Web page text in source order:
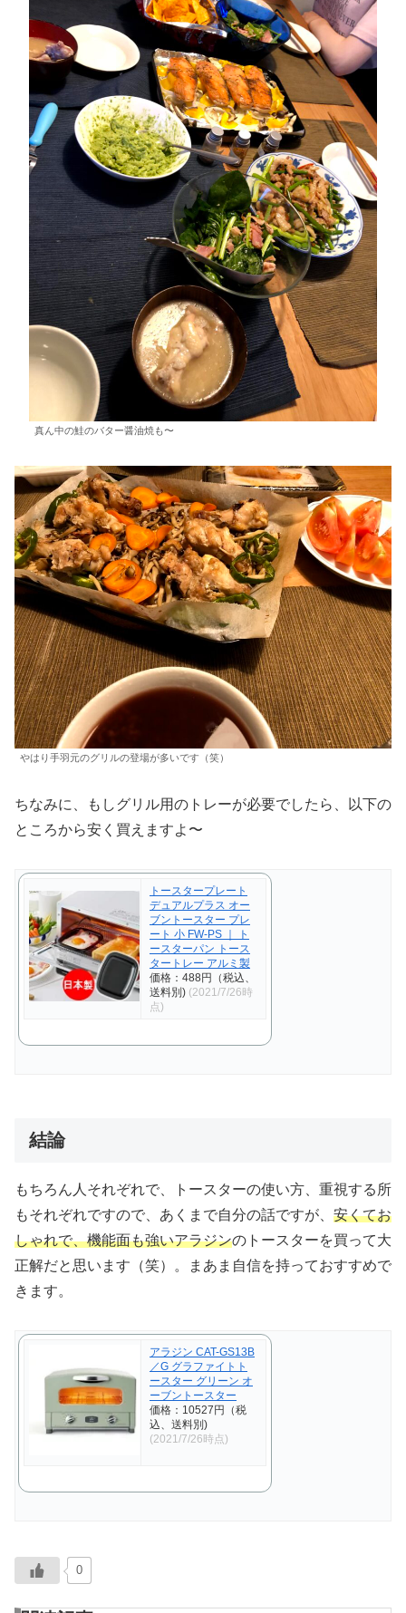
真ん中の鮭のバター醤油焼も〜
やはり手羽元のグリルの登場が多いです（笑）
ちなみに、もしグリル用のトレーが必要でしたら、以下の
ところから安く買えますよ〜
トースタープレート
デュアルプラス オー
ブントースター プレ
ート 小 FW-PS ｜ ト
ースターパン トース
タートレー アルミ製
価格：488円（税込、
送料別) (2021/7/26時
点)
結論
もちろん人それぞれで、トースターの使い方、重視する所
もそれぞれですので、あくまで自分の話ですが、 安くてお
しゃれで、機能面も強いアラジンのトースターを買って大
正解だと思います（笑）。まあま自信を持っておすすめで
きます。
アラジン CAT-GS13B
／G グラファイトト
ースター グリーン オ
ーブントースター
価格：10527円（税
込、送料別)
(2021/7/26時点)
0